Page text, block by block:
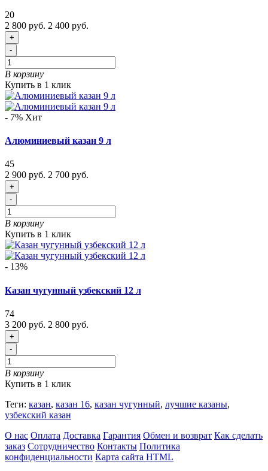
20
2 800 руб. 2 400 руб.
+
-
В корзину
Купить в 1 клик
- 7% Хит
Алюминиевый казан 9 л
45
2 900 руб. 2 700 руб.
+
-
В корзину
Купить в 1 клик
- 13%
Казан чугунный узбекский 12 л
74
3 200 руб. 2 800 руб.
+
-
В корзину
Купить в 1 клик
Теги: казан, казан 16, казан чугунный, лучшие казаны,
узбекский казан
О нас Оплата Доставка Гарантия Обмен и возврат Как сделать
заказ Сотрудничество Контакты Политика
конфиденциальности Карта сайта HTML